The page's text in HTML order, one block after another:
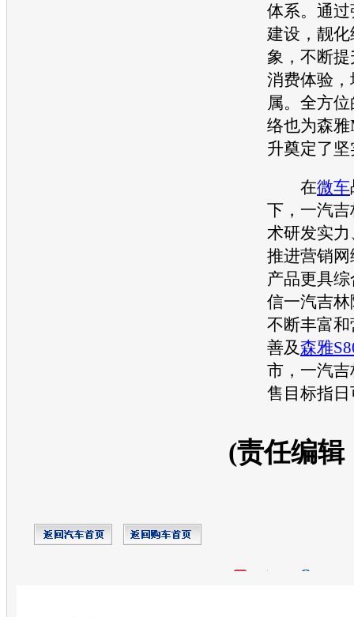
体系。通
建设，靓
象，不断
消费体验
属。全方
络也为森雅
升奠定了
在微车
下， 一汽吉
术研发实
推进营销
产品更具
信一汽吉林
不断丰富和
善及森雅
市， 一汽吉
售目标指
(责任编辑